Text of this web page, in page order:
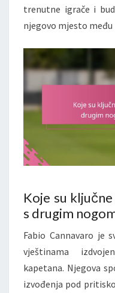
trenutne igrače i
njegovo mjesto
Koje su
s drugim
Fabio Cannavaro je
vještinama
kapetana. Njegova
izvođenja pod